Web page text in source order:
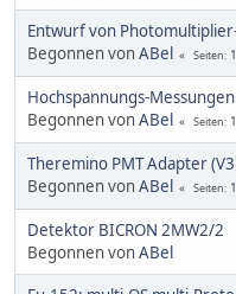
Entwurf von
Begonnen vonABel Seiten 1
Hochspannungs-Messungen
Begonnen vonABel Seiten 1
Theremino PMT Adapter
Begonnen vonABel Seiten 1
Detektor BICRON 2MW2/2
Begonnen vonABel